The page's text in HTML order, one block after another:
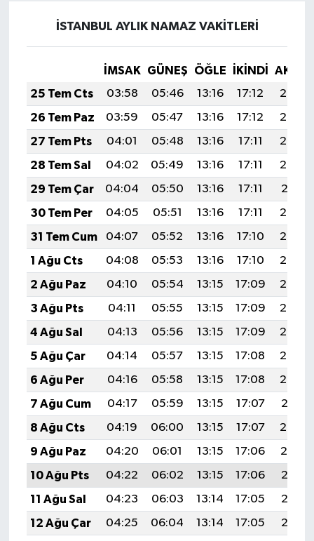
İSTANBUL AYLIK NAMAZ VAKITLERI
İMSAK GÜNEŞ ÖĞLE İKINDI
25 Tem Cts
03:58 05:46 13:16 17:12
20:35
26 Tem Paz
03:59 05:47 13:16 17:12
20:34
27 Tem Pts
04:01 05:48 13:16 17:11
20:33
28 Tem Sal
04:02 05:49 13:16 17:11
20:32
29 Tem Çar
04:04 05:50 13:16 17:11
20:31
30 Tem Per
04:05 05:51 13:16 17:11
20:30
31 Tem Cum
04:07 05:52 13:16 17:10
20:29
1 Ağu Cts
04:08 05:53 13:16 17:10
20:28
2 Ağu Paz
04:10 05:54 13:15 17:09
20:27
3 Ağu Pts
04:11 05:55 13:15 17:09
20:26
4 Ağu Sal
04:13 05:56 13:15 17:09
20:25
5 Ağu Çar
04:14 05:57 13:15 17:08
20:24
6 Ağu Per
04:16 05:58 13:15 17:08
20:23
7 Ağu Cum
04:17 05:59 13:15 17:07
20:21
8 Ağu Cts
04:19 06:00 13:15 17:07
20:20
9 Ağu Paz
04:20 06:01 13:15 17:06
20:19
10 Ağu Pts
04:22 06:02 13:15 17:06
20:18
11 Ağu Sal
04:23 06:03 13:14 17:05
20:16
12 Ağu Çar
04:25 06:04 13:14 17:05
20:15